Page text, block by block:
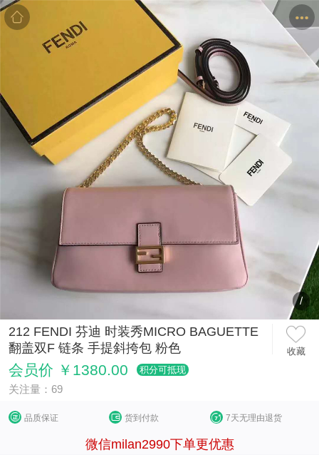
详情
/
212 FENDI 芬迪 时装秀MICRO BAGUETTE
翻盖双F 链条 手提斜挎包 粉色
收藏
会员价 ￥1380.00 积分可抵现
关注量：69
品质保证 货到付款 7天无理由退货
微信milan2990下单更优惠